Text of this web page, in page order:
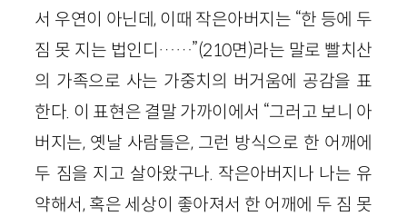
서 우연이 아닌데, 이때 작은아버지는 “한 등에 두
짐 못 지는 법인디……”(210면)라는 말로 빨치산
의 가족으로 사는 가중치의 버거움에 공감을 표
한다. 이 표현은 결말 가까이에서 “그러고 보니 아
버지는, 옛날 사람들은, 그런 방식으로 한 어깨에
두 짐을 지고 살아왔구나. 작은아버지나 나는 유
약해서, 혹은 세상이 좋아져서 한 어깨에 두 짐 못